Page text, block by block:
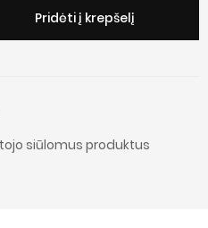
Pridėti į krepšelį
siūlomus produktus